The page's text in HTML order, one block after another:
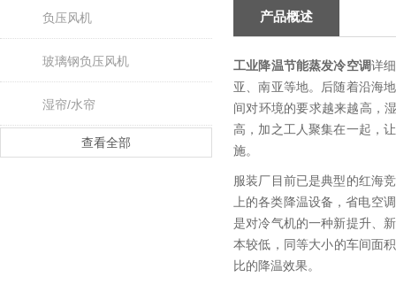
负压风机
玻璃钢负压风机
湿帘/水帘
查看全部
产品概述
工业降温节能蒸发冷空调详
亚、南亚等地。后随着沿海
间对环境的要求越来越高，
高，加之工人聚集在一起，
施。
服装厂目前已是典型的红海
上的各类降温设备，省电空
是对冷气机的一种新提升、
本较低，同等大小的车间面
比的降温效果。